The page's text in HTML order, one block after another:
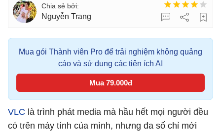
Nguyễn Trang
Mua gói Thành viên Pro để trải nghiệm không quảng
cáo và sử dụng các tiện ích AI
Mua 79.000đ
VLC là trình phát media mà hầu hết mọi người đều
có trên máy tính của mình, nhưng đa số chỉ mới